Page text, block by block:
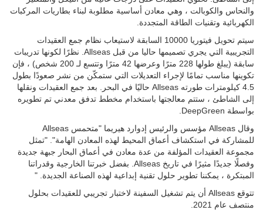
والنحاس والكوبالت ، وهي معادن أساسية مطلوبة لبناء بطاريات المركبات
الكهربائية وتقنيات الطاقة المتجددة.
سيتم تحويل فيتوريا 10000 السابقة لاستيعاب نظام جمع العقيدات
التجريبية التي يجري تصميمها حاليا من قبل Allseas. نظرًا لكونها تدريبات
سابقة (يبلغ طولها 228 مترًا وعرضها 42 مترًا وتتسع لـ 200 شخص) ، فإن
تكوينها مناسب تمامًا لإجراء التعديلات التي ستمكّن من نشر صعودًا بطول
4.5 كيلومترات طورته Allseas حاليًا في البحر. بعد جمع العقيدات ونقلها
إلى الشاطئ ، ستتم معالجتها باستخدام مخطط تدفق معدني تم تطويره
بواسطة DeepGreen.
وقال Allseas مؤسس والرئيس إدوارد هيريما "متحمس Allseas
للمشاركة في استكشاف أعماق المحيط لهذه المعادن الهامة". "تمثل
مجموعة العقيدات المؤلفة من عدة معادن في أعماق البحار جبهة جديدة
وفصلًا جديدًا مثيرًا في تاريخ Allseas. بفضل خبرتنا الخارجية وقدراتنا
المبتكرة ، يمكننا تطوير حلول تقنية إبداعية لهذه الصناعة الجديدة. "
تتوقع Allseas أن يتم تشغيل السفينة لاختبار تجريبي للعقيدات بحلول
منتصف عام 2021.